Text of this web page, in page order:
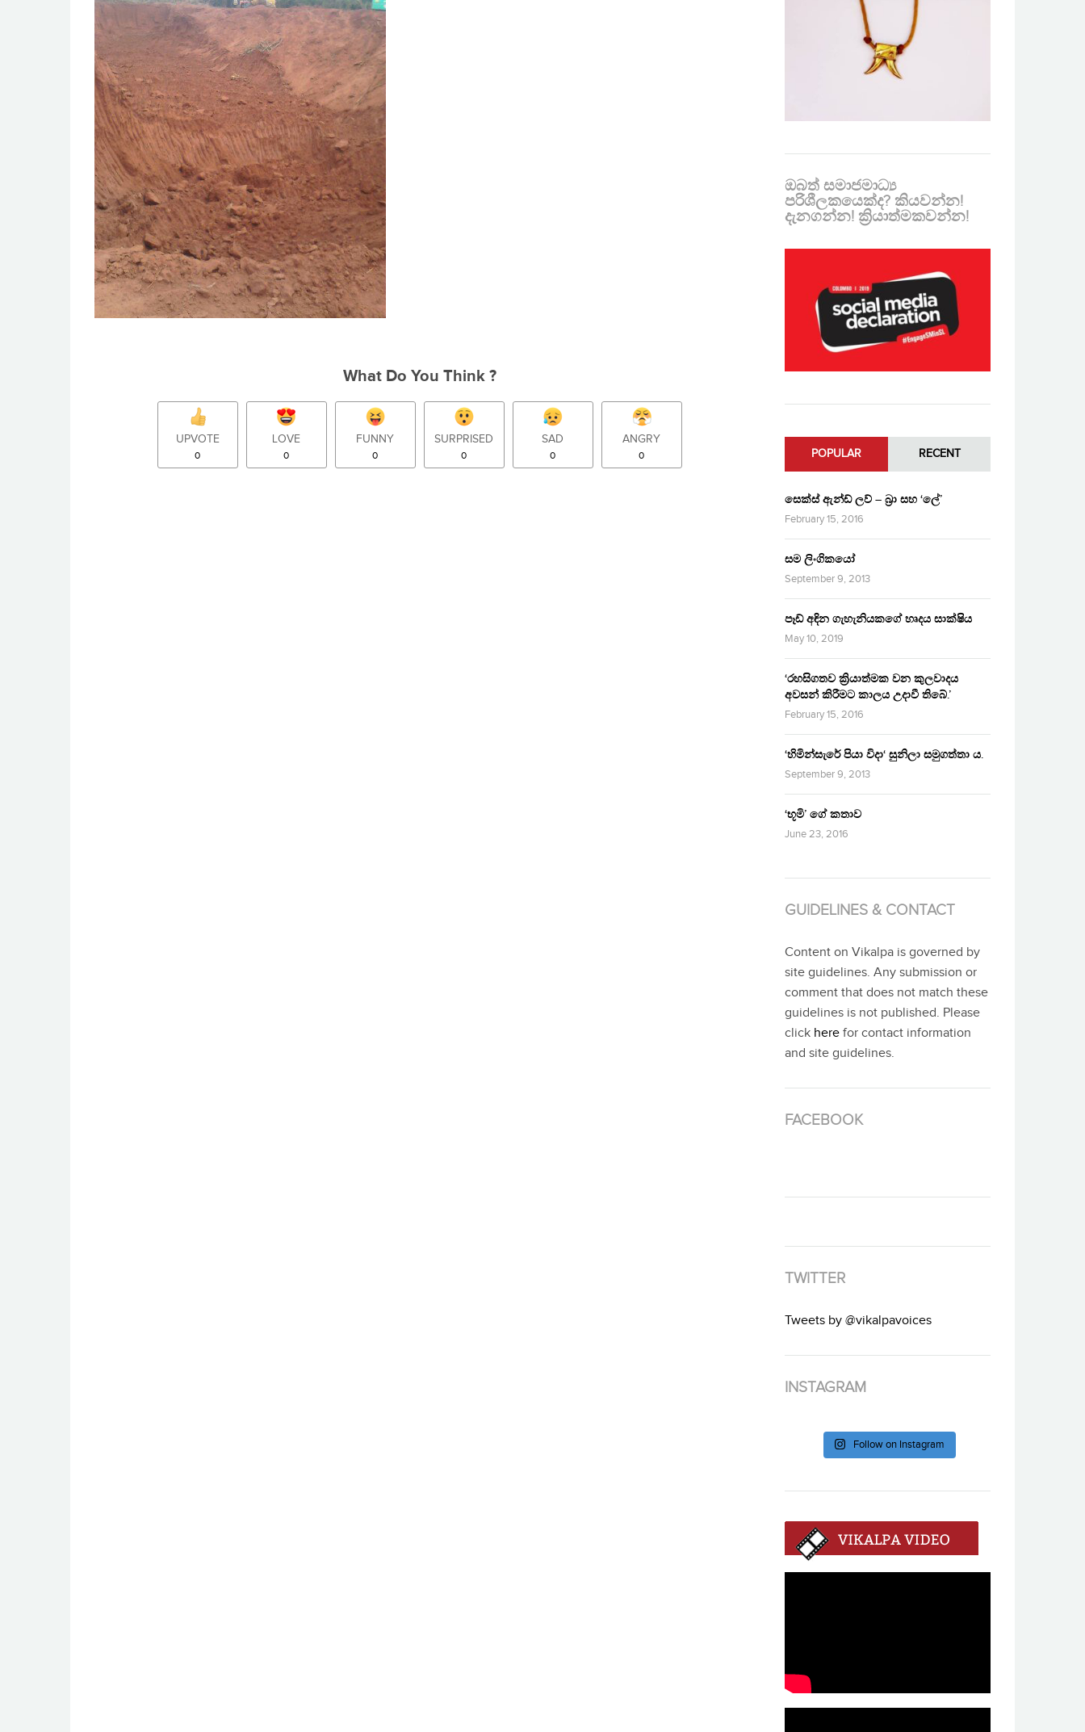
What Do You Think ?
UPVOTE
0
LOVE
0
FUNNY
0
SURPRISED
0
SAD
0
ANGRY
0
ඔබත් සමාජමාධ්‍ය
පරිශීලකයෙක්ද? කියවන්න!
දැනගන්න! ක්‍රියාත්මකවන්න!
POPULAR RECENT
සෙක්ස් ඇන්ඩ් ලව් – බ්‍රා සහ ‘ලේ’
February 15, 2016
සම ලිංගිකයෝ
September 9, 2013
පෑඩ් අඳින ගැහැනියකගේ හෘදය සාක්ෂිය
May 10, 2019
‘රහසිගතව ක්‍රියාත්මක වන කුලවාදය
අවසන් කිරීමට කාලය උදාවී තිබේ.’
February 15, 2016
‘හිමින්සැරේ පියා විදා‘ සුනිලා සමුගත්තා ය.
September 9, 2013
‘භූමි’ ගේ කතාව
June 23, 2016
GUIDELINES & CONTACT
Content on Vikalpa is governed by
site guidelines. Any submission or
comment that does not match these
guidelines is not published. Please
click here for contact information
and site guidelines.
FACEBOOK
TWITTER
Tweets by @vikalpavoices
INSTAGRAM
Follow on Instagram